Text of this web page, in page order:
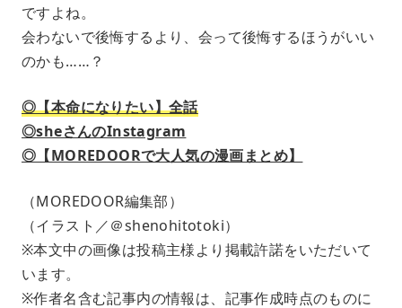
ですよね。
会わないで後悔するより、会って後悔するほうがいい
のかも……？
◎【本命になりたい】全話
◎sheさんのInstagram
◎【MOREDOORで大人気の漫画まとめ】
（MOREDOOR編集部）
（イラスト／＠shenohitotoki）
※本文中の画像は投稿主様より掲載許諾をいただいて
います。
※作者名含む記事内の情報は、記事作成時点のものに